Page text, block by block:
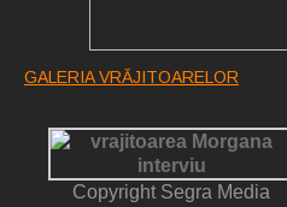
GALERIA VRĂJITOARELOR
Copyright Segra Media